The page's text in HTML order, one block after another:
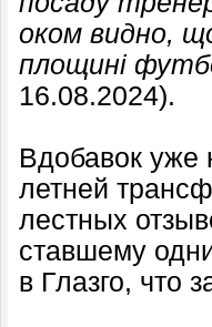
оком видно,
площині
16.08.2024).
Вдобавок уже
летней
лестных
ставшему
в Глазго, что